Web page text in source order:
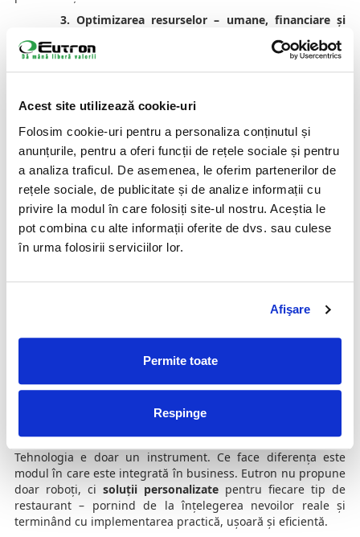
Acest site utilizează cookie-uri
Folosim cookie-uri pentru a personaliza conținutul și
anunțurile, pentru a oferi funcții de rețele sociale și pentru
a analiza traficul. De asemenea, le oferim partenerilor de
rețele sociale, de publicitate și de analize informații cu
privire la modul în care folosiți site-ul nostru. Aceștia le
pot combina cu alte informații oferite de dvs. sau culese
în urma folosirii serviciilor lor.
Afişare
Permite toate
Respinge
3. Optimizarea resurselor – umane, financiare și
Un plan bun de rotație a personalului, un sistem clar de
aprovizionare și monitorizarea atentă a pierderilor fac
pot amortiza costurile variabile, stabilizând profitabilitatea.
4. Curățenie impecabilă fără efort suplimentar
Standardul de igienă nu poate fi negociabil, mai ales într-o
industrie supusă constant controalelor și evaluărilor publice.
Roboții de curățenie autonomă Gausium, precumScrubber
50,Scrubber 75,Vacuum 40sau Phantas , pot acoperi zeci sau
sute de metri pătrați fără întrerupere, cu o consistență
imposibil de atins manual.
Iar dacă sustenabilitatea face parte din valorile brandului
impactul asupra mediului și costurile operaționale. Soluții
precum composterele profesionale Eutron pot transforma o
problemă inevitabilă într-o resursă valoroasă.
Mai mult decât produse: parteneri în eficiență
operațională
Tehnologia e doar un instrument. Ce face diferența este
modul în care este integrată în business. Eutron nu propune
doar roboți, cisoluții personalizate pentru fiecare tip de
restaurant – pornind de la înțelegerea nevoilor reale și
terminând cu implementarea practică, ușoară și eficientă.